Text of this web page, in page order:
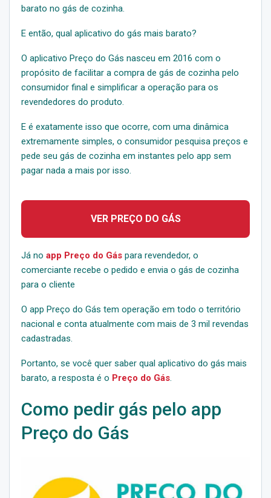
barato no gás de cozinha.
E então, qual aplicativo do gás mais barato?
O aplicativo Preço do Gás nasceu em 2016 com o
propósito de facilitar a compra de gás de cozinha pelo
consumidor final e simplificar a operação para os
revendedores do produto.
E é exatamente isso que ocorre, com uma dinâmica
extremamente simples, o consumidor pesquisa preços e
pede seu gás de cozinha em instantes pelo app sem
pagar nada a mais por isso.
VER PREÇO DO GÁS
Já no app Preço do Gás para revendedor, o
comerciante recebe o pedido e envia o gás de cozinha
para o cliente
O app Preço do Gás tem operação em todo o território
nacional e conta atualmente com mais de 3 mil revendas
cadastradas.
Portanto, se você quer saber qual aplicativo do gás mais
barato, a resposta é o Preço do Gás.
Como pedir gás pelo app
Preço do Gás